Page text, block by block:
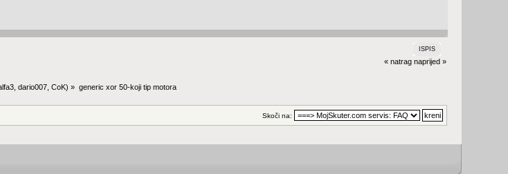
ISPIS
« natrag naprijed »
,dario007 ,CoK) » generic xor 50-koji tip motora
Skoči na: